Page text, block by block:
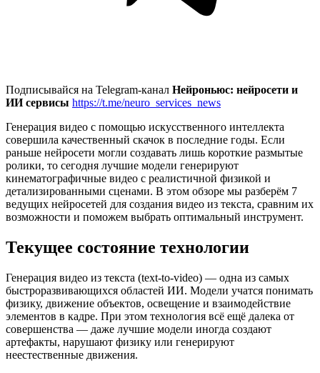
Подписывайся на Telegram-канал Нейроньюс: нейросети и
ИИ сервисы https://t.me/neuro_services_news
Генерация видео с помощью искусственного интеллекта
совершила качественный скачок в последние годы. Если
раньше нейросети могли создавать лишь короткие размытые
ролики, то сегодня лучшие модели генерируют
кинематографичные видео с реалистичной физикой и
детализированными сценами. В этом обзоре мы разберём 7
ведущих нейросетей для создания видео из текста, сравним их
возможности и поможем выбрать оптимальный инструмент.
Текущее состояние технологии
Генерация видео из текста (text-to-video) — одна из самых
быстроразвивающихся областей ИИ. Модели учатся понимать
физику, движение объектов, освещение и взаимодействие
элементов в кадре. При этом технология всё ещё далека от
совершенства — даже лучшие модели иногда создают
артефакты, нарушают физику или генерируют
неестественные движения.